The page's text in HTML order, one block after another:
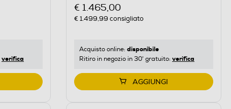
verifica
€ 1.465,00
€ 1.499,99 consigliato
Acquisto online: disponibile
Ritiro in negozio in 30' gratuito: verifica
AGGIUNGI